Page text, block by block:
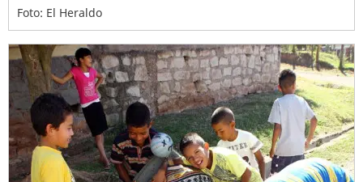
Foto: El Heraldo